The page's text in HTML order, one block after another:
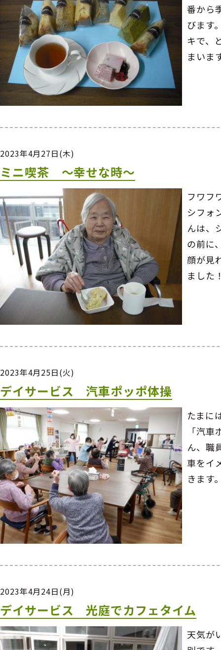
番から
びます
キで、
まいま
2023年4月27日(木)
ミニ喫茶 ～幸せな時～
フワフ
シフォ
んは、
の前に
顔が見
ました
2023年4月25日(火)
デイサービス 汽車ポッポ体操
たまに
「汽
ん、職
車をイ
きます
2023年4月24日(月)
デイサービス 光庭でカフェタイム
天気が